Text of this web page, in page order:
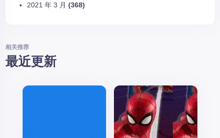
2021 年 3 月 (368)
相关推荐
最近更新